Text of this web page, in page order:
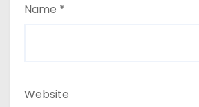
Name *
Website